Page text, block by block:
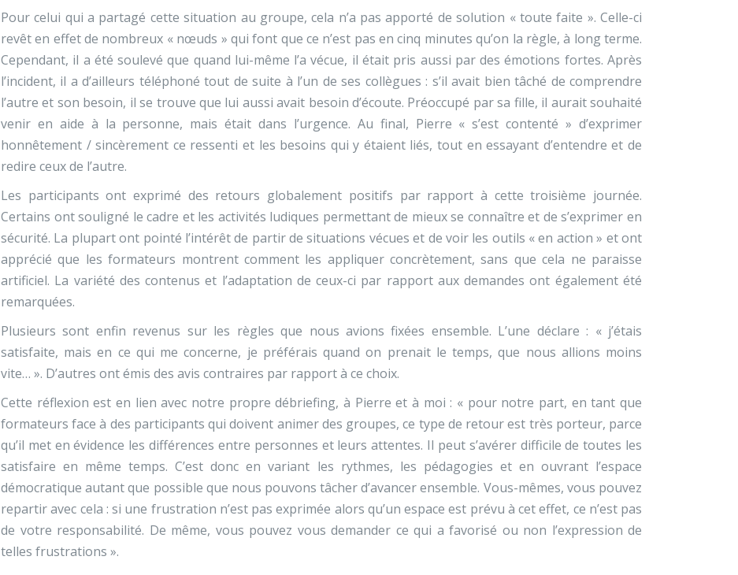
Pour celui qui a partagé cette situation au groupe, cela n’a pas apporté de solution « toute faite ». Celle-ci
revêt en effet de nombreux « nœuds » qui font que ce n’est pas en cinq minutes qu’on la règle, à long terme.
Cependant, il a été soulevé que quand lui-même l’a vécue, il était pris aussi par des émotions fortes. Après
l’incident, il a d’ailleurs téléphoné tout de suite à l’un de ses collègues : s’il avait bien tâché de comprendre
l’autre et son besoin, il se trouve que lui aussi avait besoin d’écoute. Préoccupé par sa fille, il aurait souhaité
venir en aide à la personne, mais était dans l’urgence. Au final, Pierre « s’est contenté » d’exprimer
honnêtement / sincèrement ce ressenti et les besoins qui y étaient liés, tout en essayant d’entendre et de
redire ceux de l’autre.
Les participants ont exprimé des retours globalement positifs par rapport à cette troisième journée.
Certains ont souligné le cadre et les activités ludiques permettant de mieux se connaître et de s’exprimer en
sécurité. La plupart ont pointé l’intérêt de partir de situations vécues et de voir les outils « en action » et ont
apprécié que les formateurs montrent comment les appliquer concrètement, sans que cela ne paraisse
artificiel. La variété des contenus et l’adaptation de ceux-ci par rapport aux demandes ont également été
remarquées.
Plusieurs sont enfin revenus sur les règles que nous avions fixées ensemble. L’une déclare : « j’étais
satisfaite, mais en ce qui me concerne, je préférais quand on prenait le temps, que nous allions moins
vite… ». D’autres ont émis des avis contraires par rapport à ce choix.
Cette réflexion est en lien avec notre propre débriefing, à Pierre et à moi : « pour notre part, en tant que
formateurs face à des participants qui doivent animer des groupes, ce type de retour est très porteur, parce
qu’il met en évidence les différences entre personnes et leurs attentes. Il peut s’avérer difficile de toutes les
satisfaire en même temps. C’est donc en variant les rythmes, les pédagogies et en ouvrant l’espace
démocratique autant que possible que nous pouvons tâcher d’avancer ensemble. Vous-mêmes, vous pouvez
repartir avec cela : si une frustration n’est pas exprimée alors qu’un espace est prévu à cet effet, ce n’est pas
de votre responsabilité. De même, vous pouvez vous demander ce qui a favorisé ou non l’expression de
telles frustrations ».